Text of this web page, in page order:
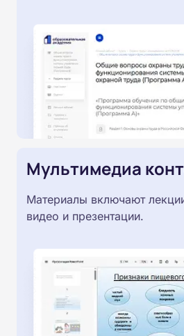
Мультимедиа
Материалы включают
видео и презентации.